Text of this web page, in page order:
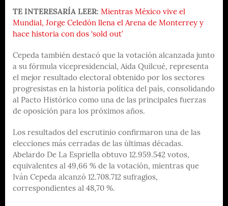
TE INTERESARÍA LEER: Mientras México vive el
Mundial, Jorge Celedón llena el Arena de Monterrey y
hace historia con dos ‘sold out’
Cepeda también destacó que la votación alcanzada junto
a su fórmula vicepresidencial, Aida Quilcué, representa
el mejor resultado electoral obtenido por los sectores
progresistas en la historia política del país, consolidando
al Pacto Histórico como una de las principales fuerzas
de oposición para los próximos años.
Los resultados del escrutinio confirmaron una de las
elecciones más cerradas de las últimas décadas.
Abelardo De La Espriella obtuvo 12.959.542 votos,
equivalentes al 49,66 % de la votación, mientras que
Iván Cepeda alcanzó 12.708.712 sufragios,
correspondientes al 48,70 %.